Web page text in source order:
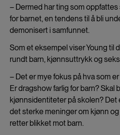
– Dermed har ting som
for barnet, en tendens til å bli
demonisert i samfunnet.
Som et eksempel viser Young til
rundt barn, kjønnsuttrykk og
– Det er mye fokus på hva som
Er dragshow farlig for barn? Skal
kjønnsidentiteter på skolen? Det
det sterke meninger om kjønn
retter blikket mot barn.